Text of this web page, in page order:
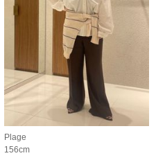
Plage
156cm